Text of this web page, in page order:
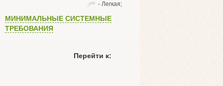
- Легкая;
МИНИМАЛЬНЫЕ СИСТЕМНЫЕ
ТРЕБОВАНИЯ
Перейти к: